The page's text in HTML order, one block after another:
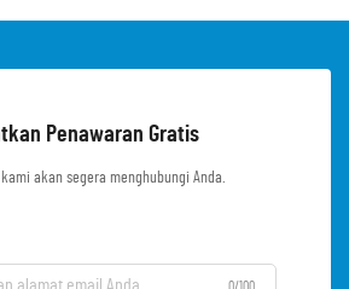
Penawaran Gratis
akan segera menghubungi Anda.